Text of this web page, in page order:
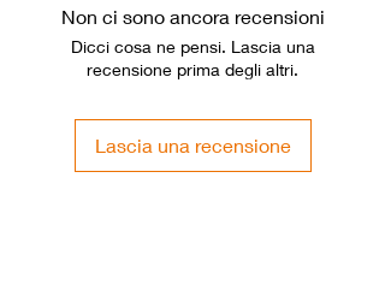
CONFEZIONE: Venduto in scatola
da 4 pezzi
Non ci sono ancora recensioni
Dicci cosa ne pensi. Lascia una
recensione prima degli altri.
Lascia una recensione